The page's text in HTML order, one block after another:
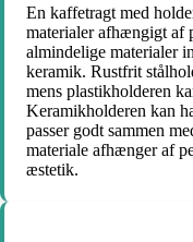
En kaffetragt med
materialer afhængigt af
almindelige materialer
keramik. Rustfrit
mens plastikholderen
Keramikholderen kan
passer godt sammen
materiale afhænger af
æstetik.